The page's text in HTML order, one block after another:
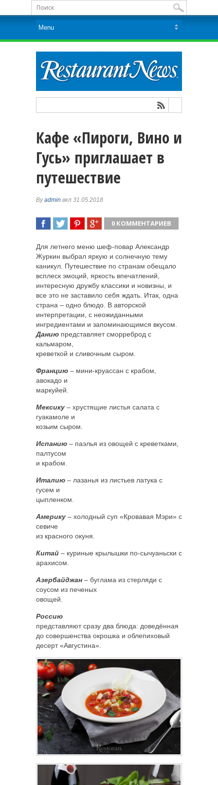
Кафе «Пироги, Вино и
Гусь» приглашает в
путешествие
Byadmin вкл 31.05.2018
0 КОММЕНТАРИЕВ
Для летнего меню шеф-повар Александр
Журкин выбрал яркую и солнечную тему
каникул. Путешествие по странам обещало
всплеск эмоций, яркость впечатлений,
интересную дружбу классики и новизны, и
все это не заставило себя ждать. Итак, одна
страна – одно блюдо. В авторской
интерпретации, с неожиданными
ингредиентами и запоминающимся вкусом.
Данию представляет сморреброд с
кальмаром,
креветкой и сливочным сыром.
Францию – мини-круассан с крабом,
авокадо и
маркуйей.
Мексику – хрустящие листья салата с
гуакамоле и
козьим сыром.
Испанию – паэлья из овощей с креветками,
палтусом
и крабом.
Италию – лазанья из листьев латука с
гусем и
цыпленком.
Америку – холодный суп «Кровавая Мэри» с
севиче
из красного окуня.
Китай – куриные крылышки по-сычуаньски с
арахисом.
Азербайджан – буглама из стерляди с
соусом из печеных
овощей.
Россию
представляют сразу два блюда: доведённая
до совершенства окрошка и облепиховый
десерт «Августина».